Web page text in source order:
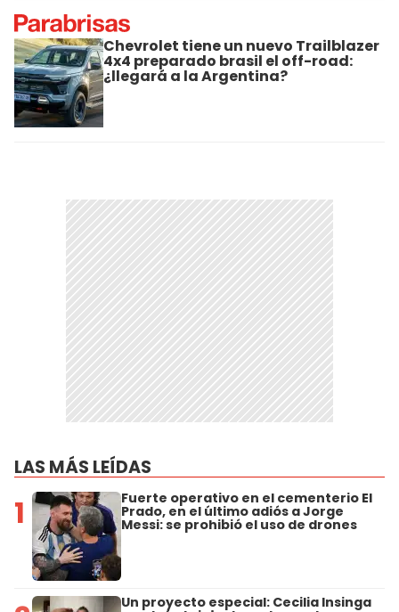
Chevrolet tiene un nuevo Trailblazer
4x4 preparado brasil el off-road:
¿llegará a la Argentina?
LAS MÁS LEÍDAS
1 Fuerte operativo en el cementerio El
Prado, en el último adiós a Jorge
Messi: se prohibió el uso de drones
Un proyecto especial: Cecilia Insinga